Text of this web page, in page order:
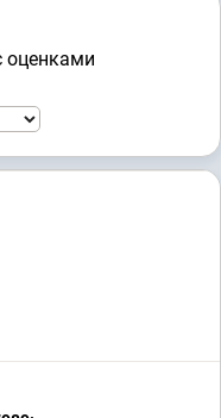
оценками